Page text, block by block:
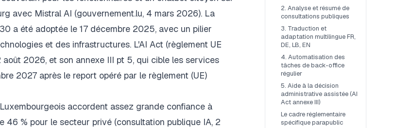
avec Mistral AI (gouvernement.lu, 4 mars 2026). La
a été adoptée le 17 décembre 2025, avec un pilier
et des infrastructures. L'AI Act (règlement UE
2026, et son annexe III pt 5, qui cible les services
2027 après le report opéré par le règlement (UE)
accordent assez grande confiance à
46 % pour le secteur privé (consultation publique IA, 2
2. Analyse et résumé de
consultations publiques
3. Traduction et
adaptation multilingue FR,
DE, LB, EN
4. Automatisation des
tâches de back-office
régulier
5. Aide à la décision
administrative assistée (AI
Act annexe III)
Le cadre réglementaire
spécifique parapublic